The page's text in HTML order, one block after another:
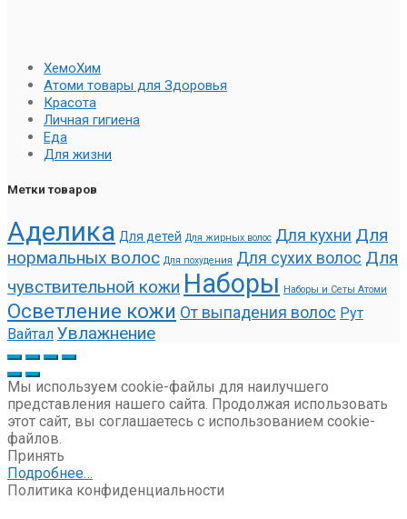
ХемоХим
Атоми товары для Здоровья
Красота
Личная гигиена
Еда
Для жизни
Метки товаров
Аделика Для детей Для жирных волос Для кухни Для
нормальных волос Для похудения Для сухих волос Для
чувствительной кожи Наборы Наборы и Сеты Атоми
Осветление кожи От выпадения волос Рут
Вайтал Увлажнение
Мы используем cookie-файлы для наилучшего
представления нашего сайта. Продолжая использовать
этот сайт, вы соглашаетесь с использованием cookie-
файлов.
Принять
Подробнее…
Политика конфиденциальности